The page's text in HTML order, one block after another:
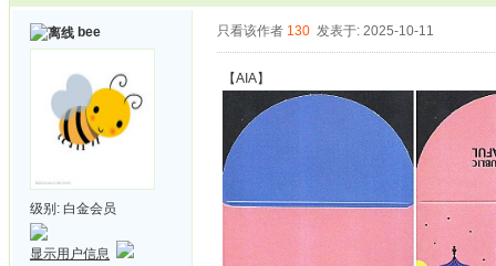
bee
级别: 白金会员
显示用户信息
只看该作者 130 发表于: 2025-10-11
【AIA】